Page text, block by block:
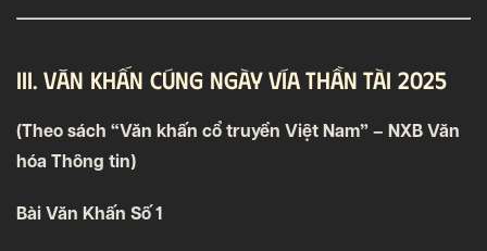
III. Văn Khấn Cúng Ngày Vía Thần Tài 2025
(Theo sách “Văn khấn cổ truyền Việt Nam” – NXB Văn
hóa Thông tin)
Bài Văn Khấn Số 1